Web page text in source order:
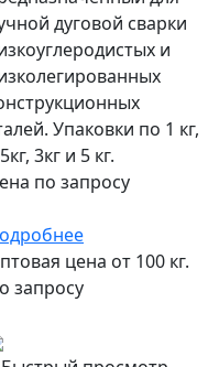
дуговой сварки
и
Упаковки по 1 кг,
3кг и 5 кг.
по запросу
цена от 100 кг.
запросу